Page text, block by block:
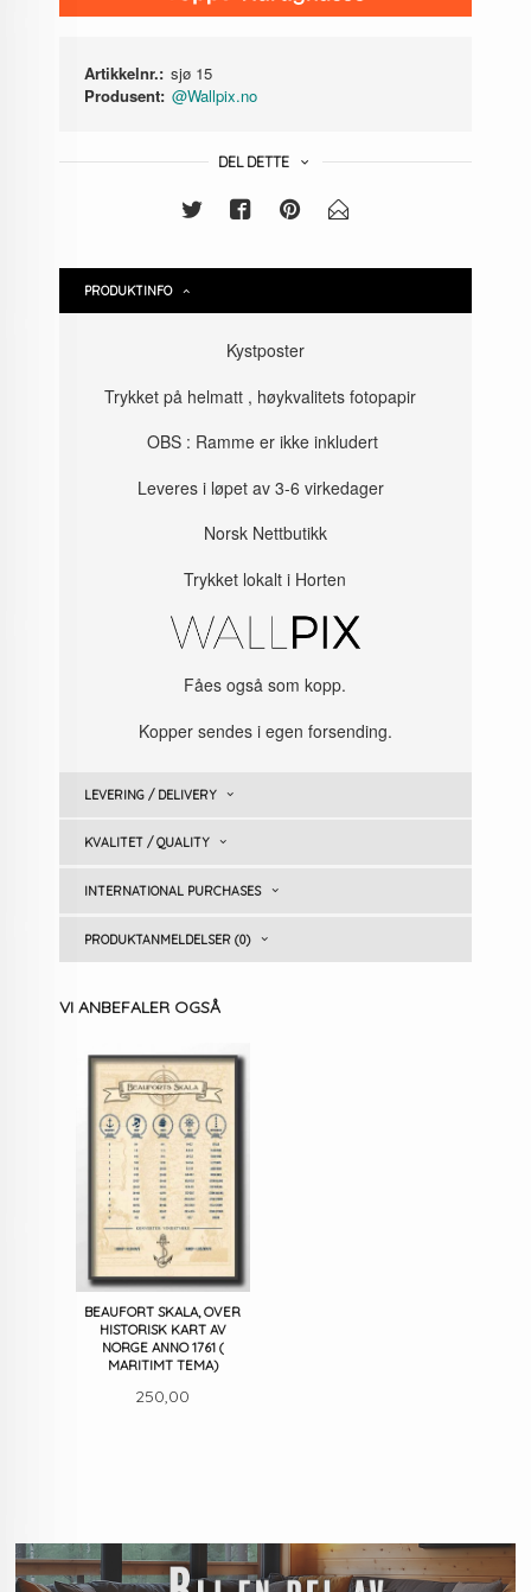
Artikkelnr.: sjø 15
Produsent: @Wallpix.no
DEL DETTE
PRODUKTINFO
Kystposter
Trykket på helmatt , høykvalitets fotopapir
OBS : Ramme er ikke inkludert
Leveres i løpet av 3-6 virkedager
Norsk Nettbutikk
Trykket lokalt i Horten
Fåes også som kopp.
Kopper sendes i egen forsending.
LEVERING / DELIVERY
KVALITET / QUALITY
INTERNATIONAL PURCHASES
PRODUKTANMELDELSER (0)
VI ANBEFALER OGSÅ
BEAUFORT SKALA, OVER
HISTORISK KART AV
NORGE ANNO 1761 (
MARITIMT TEMA)
Pris
250,00